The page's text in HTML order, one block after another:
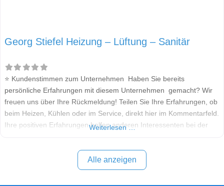
Georg Stiefel Heizung – Lüftung – Sanitär
⭐ Kundenstimmen zum Unternehmen Haben Sie bereits
persönliche Erfahrungen mit diesem Unternehmen gemacht? Wir
freuen uns über Ihre Rückmeldung! Teilen Sie Ihre Erfahrungen, ob
beim Heizen, Kühlen oder im Service, direkt hier im Kommentarfeld.
Ihre positiven Erfahrungen helfen anderen Interessenten bei der
Weiterlesen …
Alle anzeigen